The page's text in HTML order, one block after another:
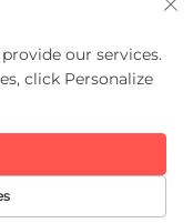
Preifatrwydd
our services.
click Personalize